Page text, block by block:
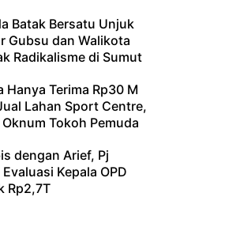
Batak Bersatu Unjuk
Gubsu dan Walikota
Radikalisme di Sumut
Hanya Terima Rp30 M
Lahan Sport Centre,
Tokoh Pemuda
dengan Arief, Pj
Kepala OPD
Rp2,7T